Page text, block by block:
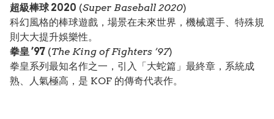
超級棒球 2020 (Super Baseball 2020)
科幻風格的棒球遊戲，場景在未來世界，機械選手、特殊規
則大大提升娛樂性。
拳皇 ’97 (The King of Fighters ’97)
拳皇系列最知名作之一，引入「大蛇篇」最終章，系統成
熟、人氣極高，是 KOF 的傳奇代表作。